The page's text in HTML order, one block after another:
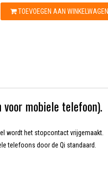
TOEVOEGEN AAN WINKELWAGEN
mobiele telefoon).
wordt het stopcontact vrijgemaakt.
telefoons door de Qi standaard.